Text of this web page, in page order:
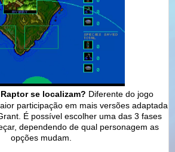
se localizam? Diferente do jogo
participação em mais versões adaptada
É possível escolher uma das 3 fases
dependendo de qual personagem as
opções mudam.